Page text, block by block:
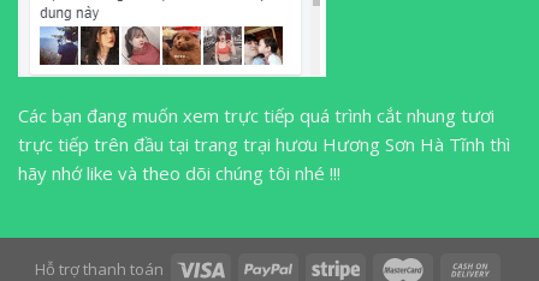
Các bạn đang muốn xem trực tiếp quá trình cắt nhung tươi
trực tiếp trên đầu tại trang trại hươu Hương Sơn Hà Tĩnh thì
hãy nhớ like và theo dõi chúng tôi nhé !!!
Hỗ trợ thanh toán